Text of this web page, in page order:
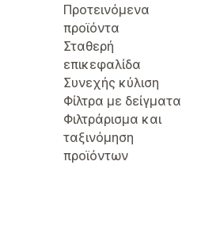
Προτεινόμενα
προϊόντα
Σταθερή
επικεφαλίδα
Συνεχής κύλιση
Φίλτρα με δείγματα
Φιλτράρισμα και
ταξινόμηση
προϊόντων